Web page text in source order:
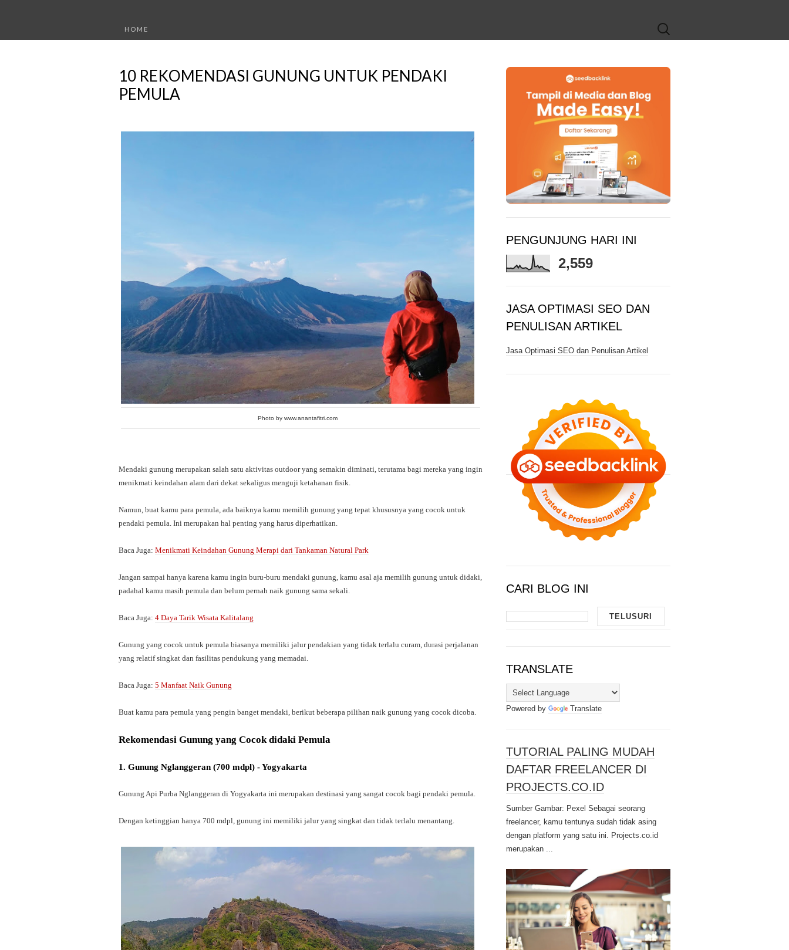
HOME
Search
for:
10 REKOMENDASI GUNUNG UNTUK PENDAKI
PEMULA
Photo by www.anantafitri.com
Mendaki gunung merupakan salah satu aktivitas outdoor yang semakin diminati, terutama bagi mereka yang ingin
menikmati keindahan alam dari dekat sekaligus menguji ketahanan fisik.
Namun, buat kamu para pemula, ada baiknya kamu memilih gunung yang tepat khususnya yang cocok untuk
pendaki pemula. Ini merupakan hal penting yang harus diperhatikan.
Baca Juga: Menikmati Keindahan Gunung Merapi dari Tankaman Natural Park
Jangan sampai hanya karena kamu ingin buru-buru mendaki gunung, kamu asal aja memilih gunung untuk didaki,
padahal kamu masih pemula dan belum pernah naik gunung sama sekali.
Baca Juga: 4 Daya Tarik Wisata Kalitalang
Gunung yang cocok untuk pemula biasanya memiliki jalur pendakian yang tidak terlalu curam, durasi perjalanan
yang relatif singkat dan fasilitas pendukung yang memadai.
Baca Juga: 5 Manfaat Naik Gunung
Buat kamu para pemula yang pengin banget mendaki, berikut beberapa pilihan naik gunung yang cocok dicoba.
Rekomendasi Gunung yang Cocok didaki Pemula
1. Gunung Nglanggeran (700 mdpl) - Yogyakarta
Gunung Api Purba Nglanggeran di Yogyakarta ini merupakan destinasi yang sangat cocok bagi pendaki pemula.
Dengan ketinggian hanya 700 mdpl, gunung ini memiliki jalur yang singkat dan tidak terlalu menantang.
PENGUNJUNG HARI INI
2,559
JASA OPTIMASI SEO DAN
PENULISAN ARTIKEL
Jasa Optimasi SEO dan Penulisan Artikel
CARI BLOG INI
TRANSLATE
Powered by Translate
TUTORIAL PALING MUDAH
DAFTAR FREELANCER DI
PROJECTS.CO.ID
Sumber Gambar: Pexel Sebagai seorang
freelancer, kamu tentunya sudah tidak asing
dengan platform yang satu ini. Projects.co.id
merupakan ...